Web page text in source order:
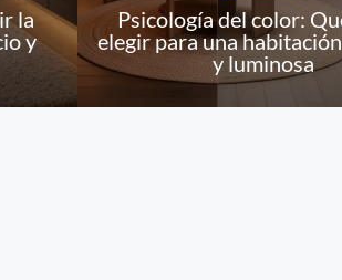
la
y
Psicología del color:
elegir para una
y luminosa